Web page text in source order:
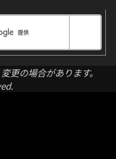
更の場合があります。